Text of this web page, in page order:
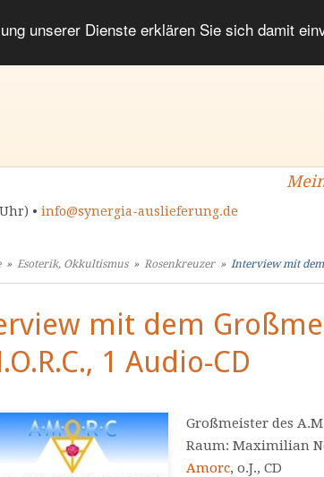
unserer Dienste erklären Sie sich damit
• info@synergia-auslieferung.de
» Esoterik, Okkultismus» Rosenkreuzer» Interview mit
mit dem
1 Audio-CD
Großmeister des
Raum: Maximilian
Amorc, o.J., CD